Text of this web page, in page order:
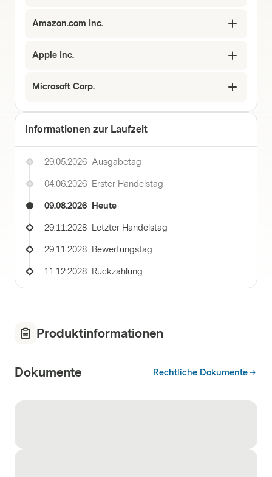
Amazon.com Inc.
Apple Inc.
Microsoft Corp.
Informationen zur Laufzeit
29.05.2026 Ausgabetag
04.06.2026 Erster Handelstag
09.08.2026 Heute
29.11.2028 Letzter Handelstag
29.11.2028 Bewertungstag
11.12.2028 Rückzahlung
Produktinformationen
Dokumente Rechtliche Dokumente